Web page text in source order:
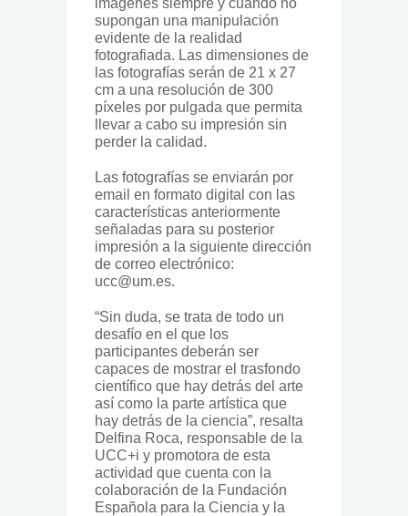
imágenes siempre y cuando no
supongan una manipulación
evidente de la realidad
fotografiada. Las dimensiones de
las fotografías serán de 21 x 27
cm a una resolución de 300
píxeles por pulgada que permita
llevar a cabo su impresión sin
perder la calidad.
Las fotografías se enviarán por
email en formato digital con las
características anteriormente
señaladas para su posterior
impresión a la siguiente dirección
de correo electrónico:
ucc@um.es.
“Sin duda, se trata de todo un
desafío en el que los
participantes deberán ser
capaces de mostrar el trasfondo
científico que hay detrás del arte
así como la parte artística que
hay detrás de la ciencia”, resalta
Delfina Roca, responsable de la
UCC+i y promotora de esta
actividad que cuenta con la
colaboración de la Fundación
Española para la Ciencia y la